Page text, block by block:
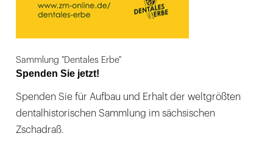
Sammlung "Dentales Erbe"
Spenden Sie jetzt!
Spenden Sie für Aufbau und Erhalt der weltgrößten
dentalhistorischen Sammlung im sächsischen
Zschadraß.